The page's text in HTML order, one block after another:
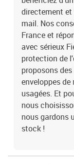
directement
mail. Nos
France et
avec sérieux
protection de
proposons
enveloppes
usagées. Et
nous
nous gardons
stock !